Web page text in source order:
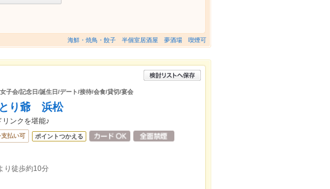
海鮮・焼鳥・餃子 半個室居酒屋 夢酒場 喫煙可
子会/記念日/誕生日/デート/接待/会食/貸切/宴会
り爺 浜松
ンクを堪能♪
払い可 ポイントつかえる
り徒歩約10分